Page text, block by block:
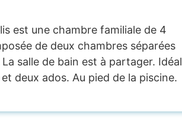
est une chambre familiale de 4
de deux chambres séparées
salle de bain est à partager. Idéal
deux ados. Au pied de la piscine.